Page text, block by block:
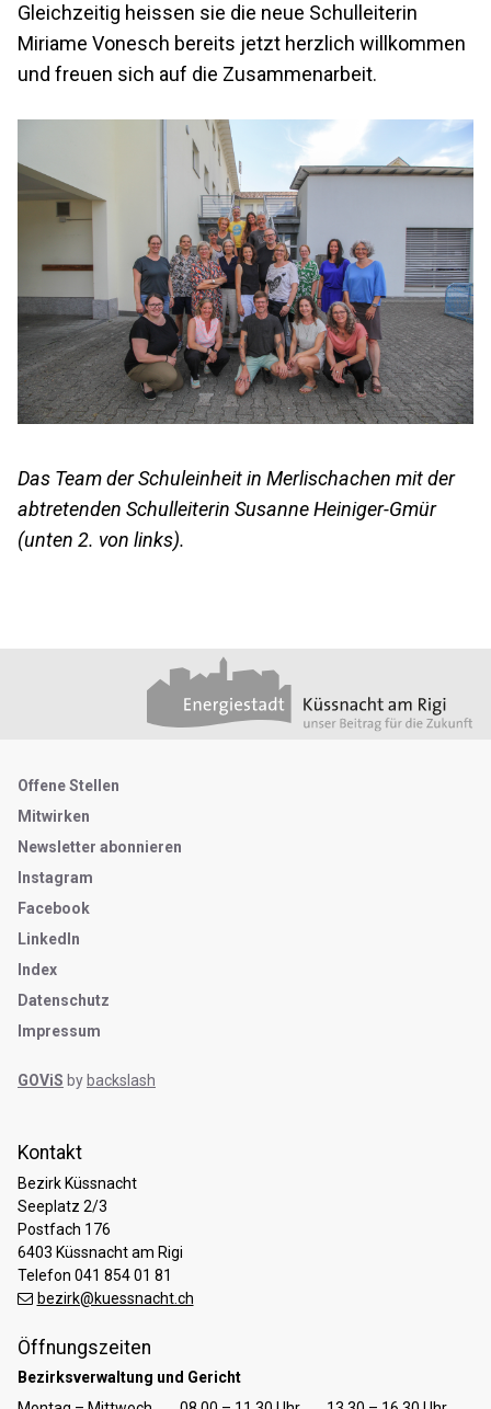
Gleichzeitig heissen sie die neue Schulleiterin
Miriame Vonesch bereits jetzt herzlich willkommen
und freuen sich auf die Zusammenarbeit.
Das Team der Schuleinheit in Merlischachen mit der
abtretenden Schulleiterin Susanne Heiniger-Gmür
(unten 2. von links).
Kontakt
Bezirk Küssnacht
Seeplatz 2/3
Postfach 176
6403 Küssnacht am Rigi
Telefon 041 854 01 81
bezirk@kuessnacht.ch
Öffnungszeiten
Bezirksverwaltung und Gericht
Metanavigation
Offene Stellen
Mitwirken
Newsletter abonnieren
Instagram
Facebook
LinkedIn
Index
Datenschutz
Impressum
GOViS by backslash